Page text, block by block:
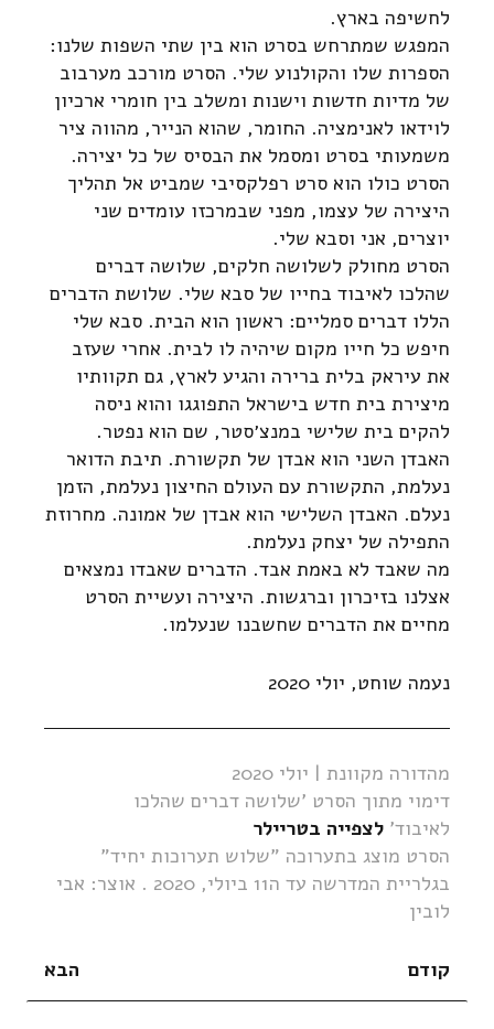
לחשיפה בארץ.
המפגש שמתרחש בסרט הוא בין שתי השפות שלנו:
הספרות שלו והקולנוע שלי. הסרט מורכב מערבוב
של מדיות חדשות וישנות ומשלב בין חומרי ארכיון
לוידאו לאנימציה. החומר, שהוא הנייר, מהווה ציר
משמעותי בסרט ומסמל את הבסיס של כל יצירה.
הסרט כולו הוא סרט רפלקסיבי שמביט אל תהליך
היצירה של עצמו, מפני שבמרכזו עומדים שני
יוצרים, אני וסבא שלי.
הסרט מחולק לשלושה חלקים, שלושה דברים
שהלכו לאיבוד בחייו של סבא שלי. שלושת הדברים
הללו דברים סמליים: ראשון הוא הבית. סבא שלי
חיפש כל חייו מקום שיהיה לו לבית. אחרי שעזב
את עיראק בלית ברירה והגיע לארץ, גם תקוותיו
מיצירת בית חדש בישראל התפוגגו והוא ניסה
להקים בית שלישי במנצ׳סטר, שם הוא נפטר.
האבדן השני הוא אבדן של תקשורת. תיבת הדואר
נעלמת, התקשורת עם העולם החיצון נעלמת, הזמן
נעלם. האבדן השלישי הוא אבדן של אמונה. מחרוזת
התפילה של יצחק נעלמת.
מה שאבד לא באמת אבד. הדברים שאבדו נמצאים
אצלנו בזיכרון וברגשות. היצירה ועשיית הסרט
מחיים את הדברים שחשבנו שנעלמו.
נעמה שוחט, יולי 2020
מהדורה מקוונת | יולי 2020
דימוי מתוך הסרט 'שלושה דברים שהלכו
לאיבוד'לצפייה בטריילר
הסרט מוצג בתערוכה "שלוש תערוכות יחיד"
בגלריית המדרשה עד ה11 ביולי, 2020 . אוצר: אבי
לובין
קודם הבא